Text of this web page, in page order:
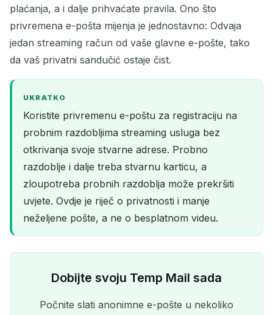
plaćanja, a i dalje prihvaćate pravila. Ono što
privremena e-pošta mijenja je jednostavno: Odvaja
jedan streaming račun od vaše glavne e-pošte, tako
da vaš privatni sandučić ostaje čist.
UKRATKO
Koristite privremenu e-poštu za registraciju na
probnim razdobljima streaming usluga bez
otkrivanja svoje stvarne adrese. Probno
razdoblje i dalje treba stvarnu karticu, a
zloupotreba probnih razdoblja može prekršiti
uvjete. Ovdje je riječ o privatnosti i manje
neželjene pošte, a ne o besplatnom videu.
Dobijte svoju Temp Mail sada
Počnite slati anonimne e-pošte u nekoliko